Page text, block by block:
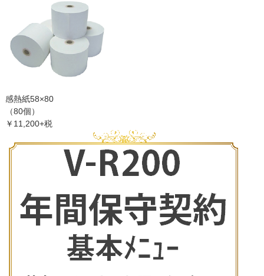
感熱紙58×80
（80個）
￥11,200+税